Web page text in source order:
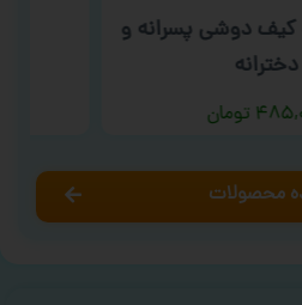
دوشی پسرانه و
دخترانه
تومان
محصولات